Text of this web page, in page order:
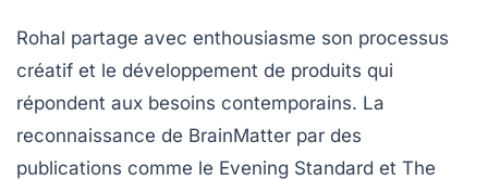
Rohal partage avec enthousiasme son processus
créatif et le développement de produits qui
répondent aux besoins contemporains. La
reconnaissance de BrainMatter par des
publications comme le Evening Standard et The